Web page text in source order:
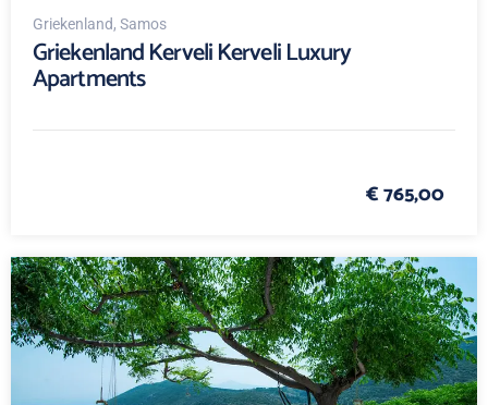
Griekenland, Samos
Griekenland Kerveli Kerveli Luxury
Apartments
€ 765,00